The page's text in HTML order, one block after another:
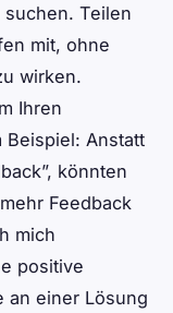
Teilen
mit, ohne
wirken.
Ihren
Beispiel: Anstatt
könnten
Feedback
mich
positive
an einer Lösung